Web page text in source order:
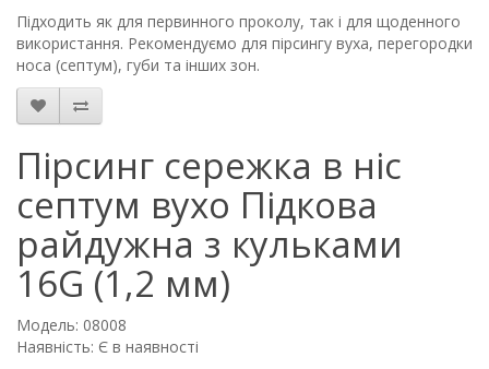
Підходить як для первинного проколу, так і для щоденного
використання. Рекомендуємо для пірсингу вуха, перегородки
носа (септум), губи та інших зон.
Пірсинг сережка в ніс
септум вухо Підкова
райдужна з кульками
16G (1,2 мм)
Модель: 08008
Наявність: Є в наявності